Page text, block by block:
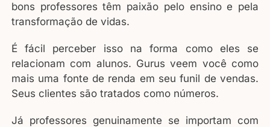
bons professores têm paixão pelo ensino e pela
transformação de vidas.
É fácil perceber isso na forma como eles se
relacionam com alunos. Gurus veem você como
mais uma fonte de renda em seu funil de vendas.
Seus clientes são tratados como números.
Já professores genuinamente se importam com